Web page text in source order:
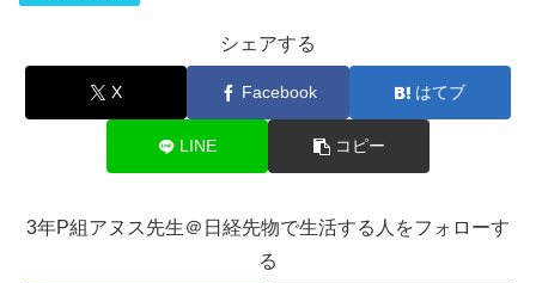
シェアする
X Facebook はてブ
LINE コピー
3年P組アヌス先生＠日経先物で生活する人をフォローす
る